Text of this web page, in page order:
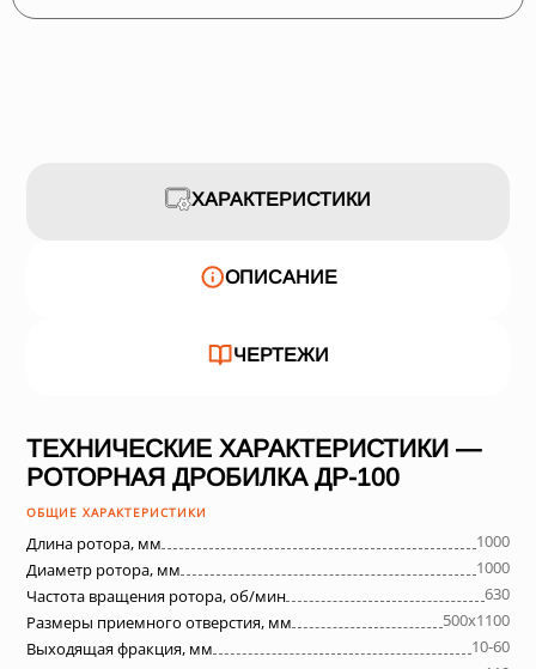
ХАРАКТЕРИСТИКИ
ОПИСАНИЕ
ЧЕРТЕЖИ
ТЕХНИЧЕСКИЕ ХАРАКТЕРИСТИКИ —
РОТОРНАЯ ДРОБИЛКА ДР-100
ОБЩИЕ ХАРАКТЕРИСТИКИ
Длина ротора, мм
1000
Диаметр ротора, мм
1000
Частота вращения ротора, об/мин
630
Размеры приемного отверстия, мм
500х1100
Выходящая фракция, мм
10-60